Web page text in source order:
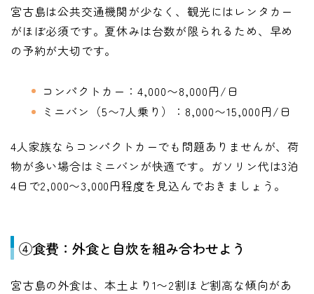
宮古島は公共交通機関が少なく、観光にはレンタカー
がほぼ必須です。夏休みは台数が限られるため、早め
の予約が大切です。
コンパクトカー：4,000〜8,000円/日
ミニバン（5〜7人乗り）：8,000〜15,000円/日
4人家族ならコンパクトカーでも問題ありませんが、荷
物が多い場合はミニバンが快適です。ガソリン代は3泊
4日で2,000〜3,000円程度を見込んでおきましょう。
④食費：外食と自炊を組み合わせよう
宮古島の外食は、本土より1〜2割ほど割高な傾向があ